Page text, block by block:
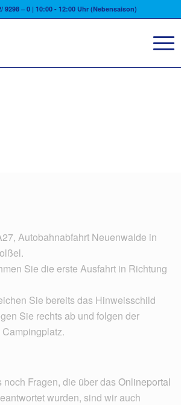
9298 – 0 | 10:00 - 12:00 Uhr (Nebensaison)
Autobahnabfahrt Neuenwalde in
Sie die erste Ausfahrt in Richtung
Sie bereits das Hinweisschild
Sie rechts ab und folgen der
noch Fragen, die über dasOnlineportal
wurden, sind wir auch